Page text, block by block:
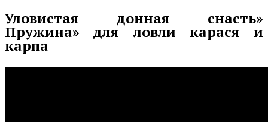
Уловистая донная снасть»
Пружина» для ловли карася и
карпа